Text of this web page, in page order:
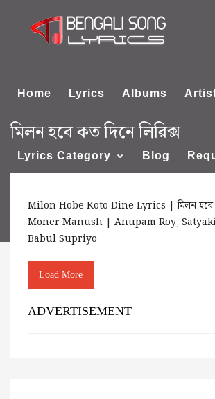
Home Lyrics Albums
Lyrics Category Blog
About us
মিলন হবে কত দিনে লিরিক্স
Milon Hobe Koto Dine Lyrics | মিলন হবে
Moner Manush | Anupam Roy,
Babul Supriyo
Load More
ADVERTISEMENT